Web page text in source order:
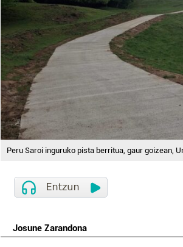
Peru Saroi inguruko pista berritua, gaur goizean,
Josune Zarandona